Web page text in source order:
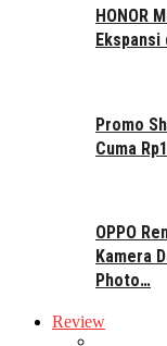
HONOR
Promo
Cuma Rp1
OPPO
Kamera
Photo…
Review